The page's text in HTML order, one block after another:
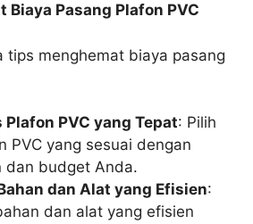
Biaya Pasang Plafon PVC
tips menghemat biaya pasang
PVC yang Tepat: Pilih
PVC yang sesuai dengan
dan budget Anda.
dan Alat yang Efisien:
dan alat yang efisien